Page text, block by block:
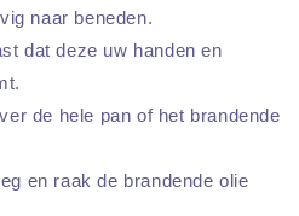
naar beneden.
dat deze uw handen en
de hele pan of het brandende
en raak de brandende olie